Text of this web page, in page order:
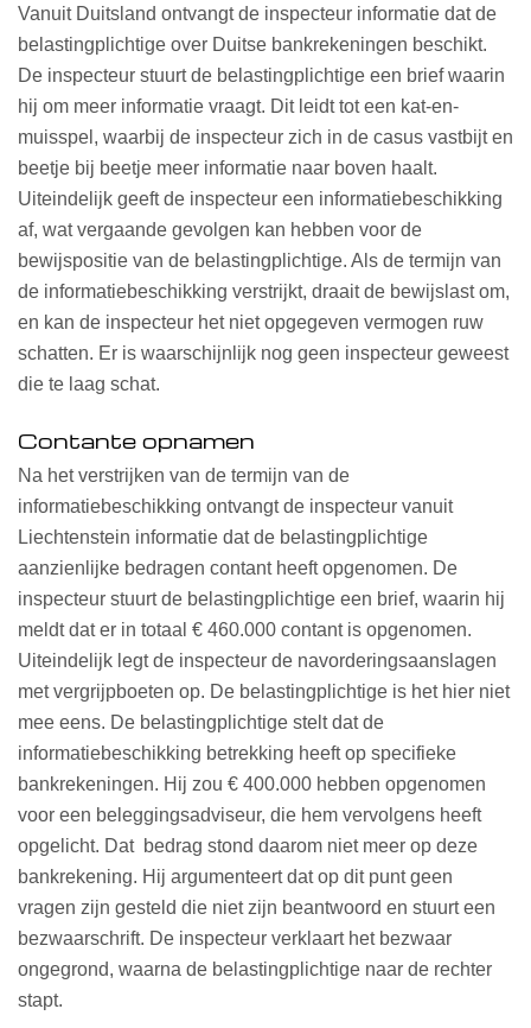
Vanuit Duitsland ontvangt de inspecteur informatie dat de
belastingplichtige over Duitse bankrekeningen beschikt.
De inspecteur stuurt de belastingplichtige een brief waarin
hij om meer informatie vraagt. Dit leidt tot een kat-en-
muisspel, waarbij de inspecteur zich in de casus vastbijt en
beetje bij beetje meer informatie naar boven haalt.
Uiteindelijk geeft de inspecteur een informatiebeschikking
af, wat vergaande gevolgen kan hebben voor de
bewijspositie van de belastingplichtige. Als de termijn van
de informatiebeschikking verstrijkt, draait de bewijslast om,
en kan de inspecteur het niet opgegeven vermogen ruw
schatten. Er is waarschijnlijk nog geen inspecteur geweest
die te laag schat.
Contante opnamen
Na het verstrijken van de termijn van de
informatiebeschikking ontvangt de inspecteur vanuit
Liechtenstein informatie dat de belastingplichtige
aanzienlijke bedragen contant heeft opgenomen. De
inspecteur stuurt de belastingplichtige een brief, waarin hij
meldt dat er in totaal € 460.000 contant is opgenomen.
Uiteindelijk legt de inspecteur de navorderingsaanslagen
met vergrijpboeten op. De belastingplichtige is het hier niet
mee eens. De belastingplichtige stelt dat de
informatiebeschikking betrekking heeft op specifieke
bankrekeningen. Hij zou € 400.000 hebben opgenomen
voor een beleggingsadviseur, die hem vervolgens heeft
opgelicht. Dat bedrag stond daarom niet meer op deze
bankrekening. Hij argumenteert dat op dit punt geen
vragen zijn gesteld die niet zijn beantwoord en stuurt een
bezwaarschrift. De inspecteur verklaart het bezwaar
ongegrond, waarna de belastingplichtige naar de rechter
stapt.